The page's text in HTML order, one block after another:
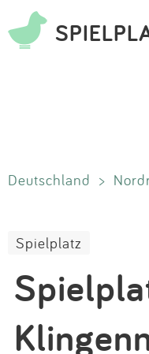
Deutschland >
Spielplatz